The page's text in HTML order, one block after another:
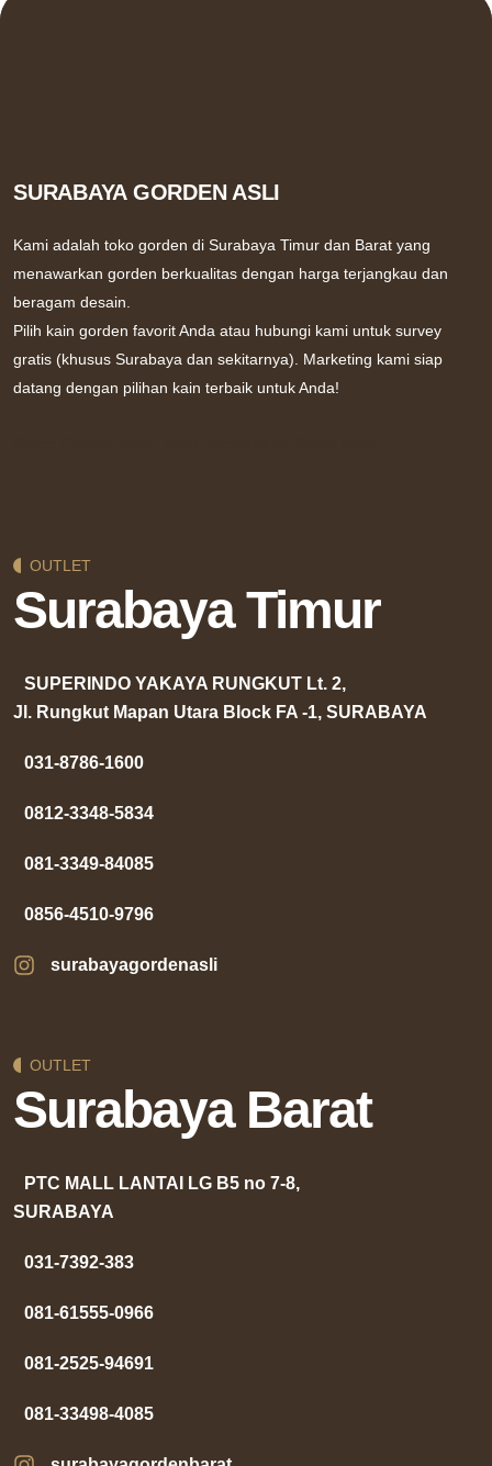
SURABAYA GORDEN ASLI
Kami adalah toko gorden di Surabaya Timur dan Barat yang
menawarkan gorden berkualitas dengan harga terjangkau dan
beragam desain.
Pilih kain gorden favorit Anda atau hubungi kami untuk survey
gratis (khusus Surabaya dan sekitarnya). Marketing kami siap
datang dengan pilihan kain terbaik untuk Anda!
OUTLET
Surabaya Timur
SUPERINDO YAKAYA RUNGKUT Lt. 2,
Jl. Rungkut Mapan Utara Block FA -1, SURABAYA
031-8786-1600
0812-3348-5834
081-3349-84085
0856-4510-9796
surabayagordenasli
OUTLET
Surabaya Barat
PTC MALL LANTAI LG B5 no 7-8,
SURABAYA
031-7392-383
081-61555-0966
081-2525-94691
081-33498-4085